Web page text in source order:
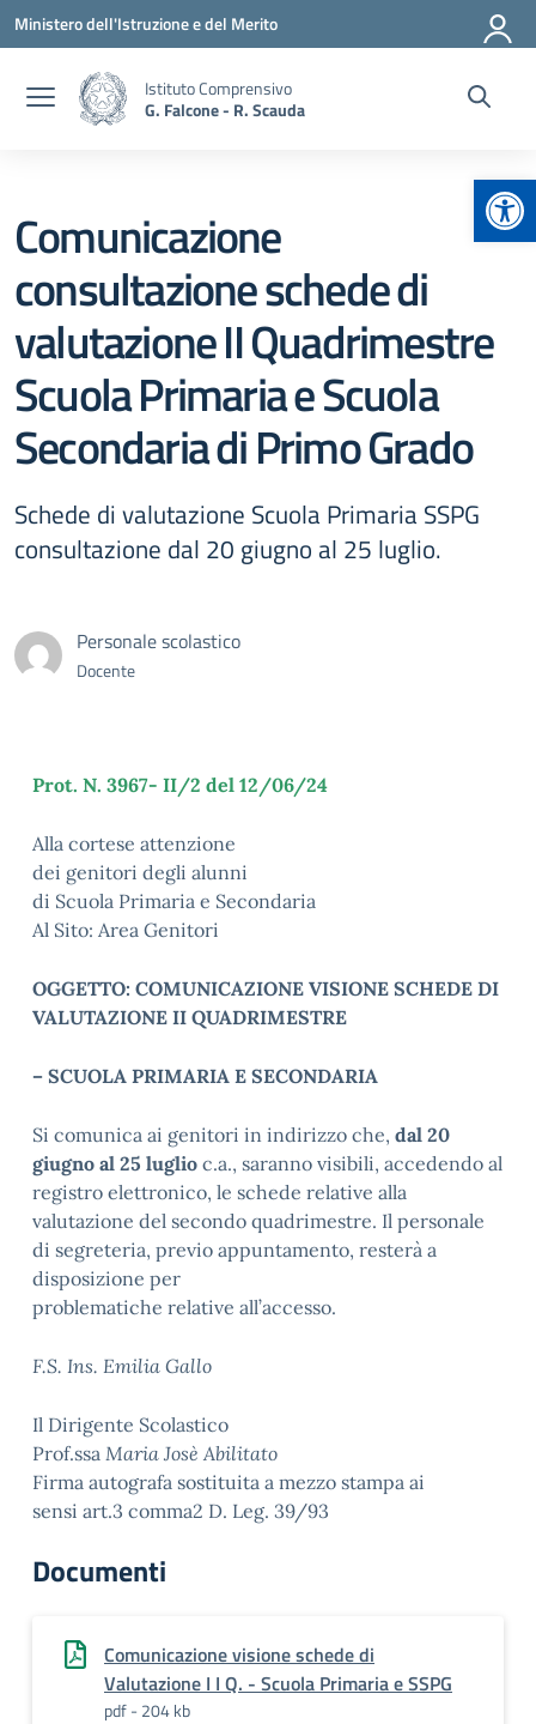
Vai ai contenuti
Vai al menu di navigazione
Vai al footer
Ministero dell'Istruzione e del Merito
Istituto Comprensivo
G. Falcone - R. Scauda
Comunicazione
consultazione schede di
valutazione II Quadrimestre
Scuola Primaria e Scuola
Secondaria di Primo Grado
Schede di valutazione Scuola Primaria SSPG
consultazione dal 20 giugno al 25 luglio.
Personale scolastico
Docente
Prot. N. 3967- II/2 del 12/06/24
Alla cortese attenzione
dei genitori degli alunni
di Scuola Primaria e Secondaria
Al Sito: Area Genitori
OGGETTO: COMUNICAZIONE VISIONE SCHEDE DI
VALUTAZIONE II QUADRIMESTRE
– SCUOLA PRIMARIA E SECONDARIA
Si comunica ai genitori in indirizzo che, dal 20
giugno al 25 luglio c.a., saranno visibili, accedendo al
registro elettronico, le schede relative alla
valutazione del secondo quadrimestre. Il personale
di segreteria, previo appuntamento, resterà a
disposizione per
problematiche relative all’accesso.
F.S. Ins. Emilia Gallo
Il Dirigente Scolastico
Prof.ssa Maria Josè Abilitato
Firma autografa sostituita a mezzo stampa ai
sensi art.3 comma2 D. Leg. 39/93
Documenti
Comunicazione visione schede di
Valutazione I I Q. - Scuola Primaria e SSPG
pdf - 204 kb